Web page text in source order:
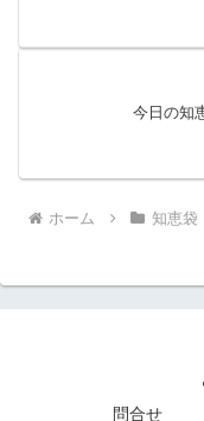
今日の知
ホーム 知恵袋
問合せ